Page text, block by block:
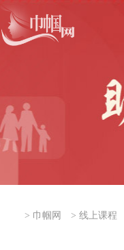
> 巾帼网 > 线上课程